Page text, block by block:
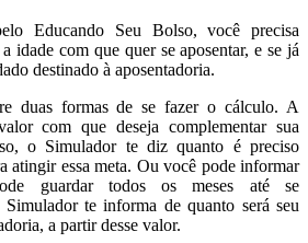
Educando Seu Bolso, você precisa
idade com que quer se aposentar, e se já
destinado à aposentadoria.
duas formas de se fazer o cálculo. A
com que deseja complementar sua
o Simulador te diz quanto é preciso
atingir essa meta. Ou você pode informar
guardar todos os meses até se
Simulador te informa de quanto será seu
a partir desse valor.